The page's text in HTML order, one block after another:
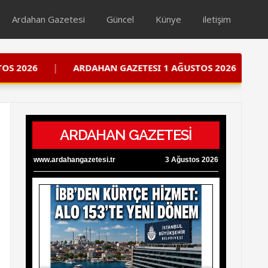
Ardahan Gazetesi Güncel Künye iletişim
GAZETESI 1 AĞUSTOS 2026 | ARDAHAN GAZETESI
ARDAHAN GAZETESİ
www.ardahangazetesi.tr 3 Ağustos 2026